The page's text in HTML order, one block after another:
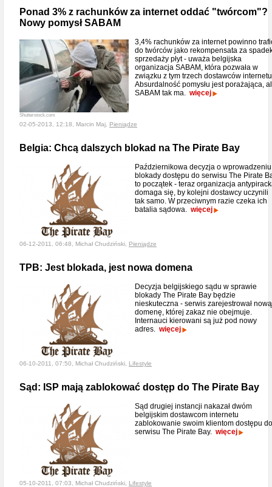
Ponad 3% z rachunków za internet oddać "twórcom"?
Nowy pomysł SABAM
Shutterstock.com
3,4% rachunków za internet powinno
do twórców jako rekompensata za
sprzedaży płyt - uważa belgijska
organizacja SABAM, która pozwała w
związku z tym trzech dostawców
Absurdalność pomysłu jest porażająca,
SABAM tak ma. więcej
02-05-2013, 12:18, Marcin Maj, Pieniądze
Belgia: Chcą dalszych blokad na The Pirate Bay
Październikowa decyzja o wprowadzeniu
blokady dostępu do serwisu The Pirate
to początek - teraz organizacja
domaga się, by kolejni dostawcy uczynili
tak samo. W przeciwnym razie czeka ich
batalia sądowa. więcej
06-12-2011, 06:48, Michał Chudziński, Pieniądze
TPB: Jest blokada, jest nowa domena
Decyzja belgijskiego sądu w sprawie
blokady The Pirate Bay będzie
nieskuteczna - serwis zarejestrował nową
domenę, której zakaz nie obejmuje.
Internauci kierowani są już pod nowy
adres. więcej
06-10-2011, 07:50, Michał Chudziński, Lifestyle
Sąd: ISP mają zablokować dostęp do The Pirate Bay
Sąd drugiej instancji nakazał dwóm
belgijskim dostawcom internetu
zablokowanie swoim klientom dostępu do
serwisu The Pirate Bay. więcej
05-10-2011, 07:03, Michał Chudziński, Lifestyle